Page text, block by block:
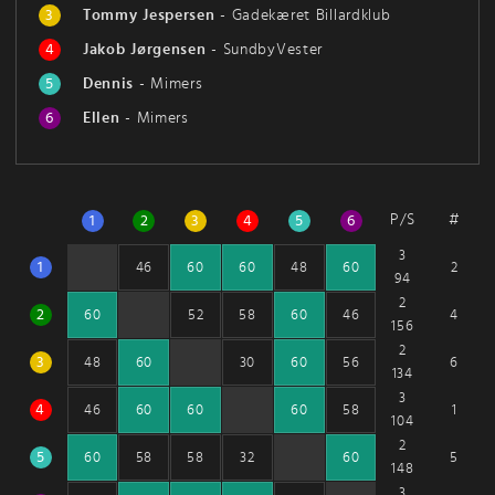
3 Tommy Jespersen - Gadekæret Billardklub
4
Jakob Jørgensen - SundbyVester
5
Dennis - Mimers
6
Ellen - Mimers
1 2 3 4 5 6 P/S #
1 46 60 60 48 60
3
94
2
2 60 52 58 60 46
2
156
4
3 48 60 30 60 56
2
134
6
4 46 60 60 60 58
3
104
1
5 60 58 58 32 60
2
148
5